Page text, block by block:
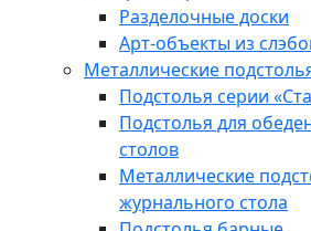
Разделочные доски
Арт-объекты из
Металлические
Подстолья серии
Подстолья для
столов
Металлические
журнального стола